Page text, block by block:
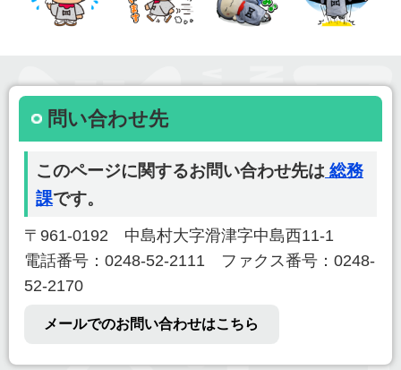
問い合わせ先
このページに関するお問い合わせ先は 総務
課です。
〒961-0192 中島村大字滑津字中島西11-1
電話番号：0248-52-2111 ファクス番号：0248-
52-2170
メールでのお問い合わせはこちら